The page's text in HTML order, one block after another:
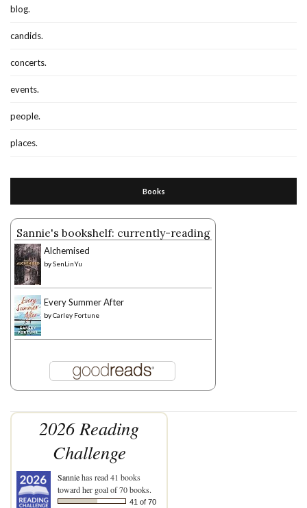
blog.
candids.
concerts.
events.
people.
places.
Books
Sannie's bookshelf: currently-reading
Alchemised
bySenLinYu
Every Summer After
byCarley Fortune
2026 Reading
Challenge
Sanniehas read 41 books
toward her goal of 70 books.
41 of 70